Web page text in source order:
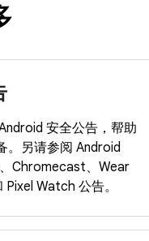
安全公告，帮助
。另请参阅 Android
Chromecast、Wear
Pixel Watch 公告。